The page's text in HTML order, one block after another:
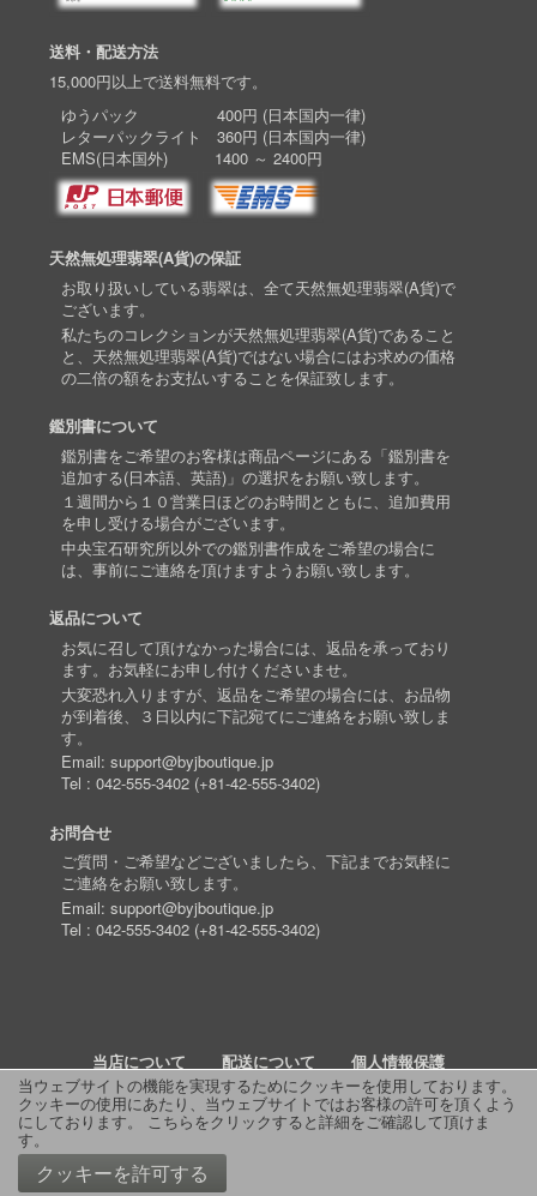
当ウェブサイトの機能を実現するためにクッキーを使用しております。
クッキーの使用にあたり、当ウェブサイトではお客様の許可を頂くよう
にしております。 こちらをクリックすると詳細をご確認して頂けま
す。
クッキーを許可する
送料・配送方法
15,000円以上で送料無料です。
ゆうパック 400円 (日本国内一律)
レターパックライト 360円 (日本国内一律)
EMS(日本国外) 1400 ～ 2400円
天然無処理翡翠(A貨)の保証
お取り扱いしている翡翠は、全て天然無処理翡翠(A貨)で
ございます。
私たちのコレクションが天然無処理翡翠(A貨)であること
と、天然無処理翡翠(A貨)ではない場合にはお求めの価格
の二倍の額をお支払いすることを保証致します。
鑑別書について
鑑別書をご希望のお客様は商品ページにある「鑑別書を
追加する(日本語、英語)」の選択をお願い致します。
１週間から１０営業日ほどのお時間とともに、追加費用
を申し受ける場合がございます。
中央宝石研究所以外での鑑別書作成をご希望の場合に
は、事前にご連絡を頂けますようお願い致します。
返品について
お気に召して頂けなかった場合には、返品を承っており
ます。お気軽にお申し付けくださいませ。
大変恐れ入りますが、返品をご希望の場合には、お品物
が到着後、３日以内に下記宛てにご連絡をお願い致しま
す。
Email: support@byjboutique.jp
Tel : 042-555-3402(+81-42-555-3402)
お問合せ
ご質問・ご希望などございましたら、下記までお気軽に
ご連絡をお願い致します。
Email: support@byjboutique.jp
Tel : 042-555-3402(+81-42-555-3402)
当店について 配送について
個人情報保護
詳細検索
よくあるご質問 お問い合わせ RSS
© 2011 J Boutique